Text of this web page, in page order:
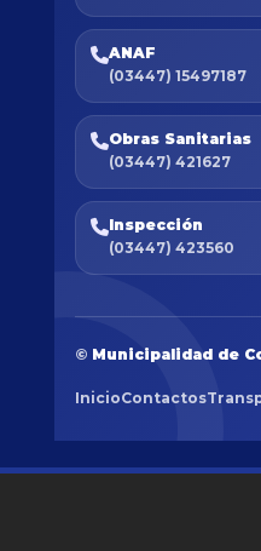
ANAF
(03447) 15497187
Obras Sanitarias
(03447) 421627
Inspección
(03447) 423560
© Municipalidad de
InicioContactos